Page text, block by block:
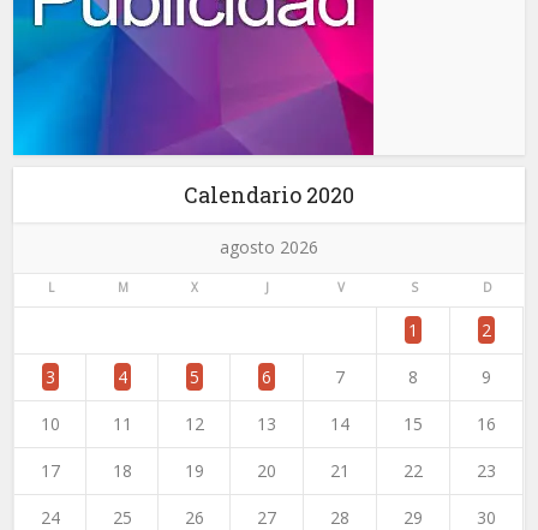
Calendario 2020
agosto 2026
L M X J V S D
1 2
3 4 5 6 7 8 9
10 11 12 13 14 15 16
17 18 19 20 21 22 23
24 25 26 27 28 29 30